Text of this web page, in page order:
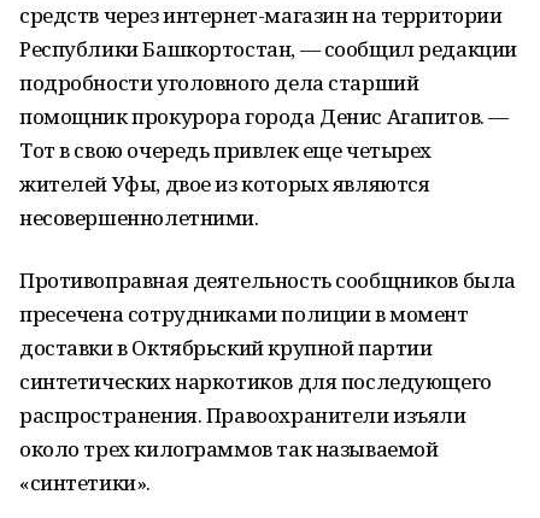
средств через интернет-магазин на территории
Республики Башкортостан, — сообщил редакции
подробности уголовного дела старший
помощник прокурора города Денис Агапитов. —
Тот в свою очередь привлек еще четырех
жителей Уфы, двое из которых являются
несовершеннолетними.
Противоправная деятельность сообщников была
пресечена сотрудниками полиции в момент
доставки в Октябрьский крупной партии
синтетических наркотиков для последующего
распространения. Правоохранители изъяли
около трех килограммов так называемой
«синтетики».